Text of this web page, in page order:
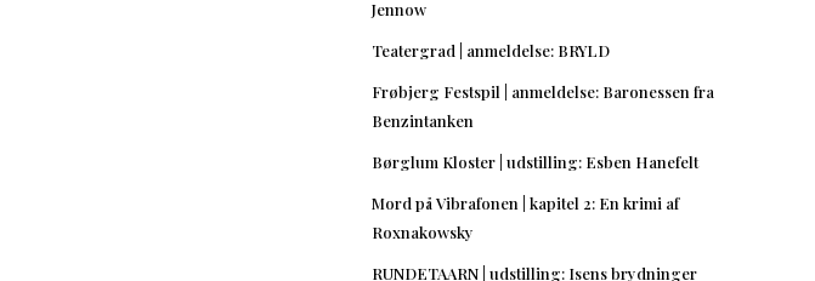
Jennow
Teatergrad | anmeldelse: BRYLD
Frøbjerg Festspil | anmeldelse: Baronessen fra
Benzintanken
Børglum Kloster | udstilling: Esben Hanefelt
Mord på Vibrafonen | kapitel 2: En krimi af
Roxnakowsky
RUNDETAARN | udstilling: Isens brydninger